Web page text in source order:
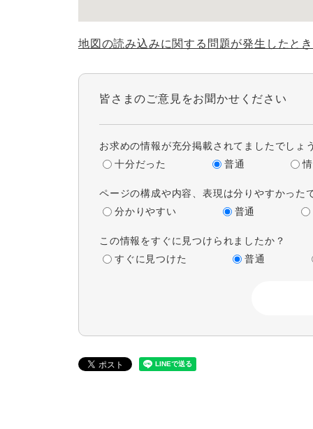
地図の読み込みに関する問題が発生したとき
皆さまのご意見をお聞かせください
お求めの情報が充分掲載されてましたでしょ
十分だった
普通
ページの構成や内容、表現は分りやすかった
分かりやすい
普通
この情報をすぐに見つけられましたか？
すぐに見つけた
普通